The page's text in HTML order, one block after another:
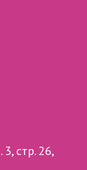
стр. 26,